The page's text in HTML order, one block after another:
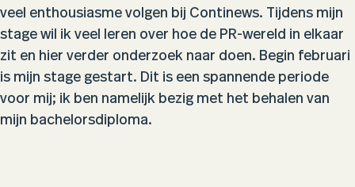
veel enthousiasme volgen bij Continews. Tijdens mijn
stage wil ik veel leren over hoe de PR-wereld in elkaar
zit en hier verder onderzoek naar doen. Begin februari
is mijn stage gestart. Dit is een spannende periode
voor mij; ik ben namelijk bezig met het behalen van
mijn bachelorsdiploma.